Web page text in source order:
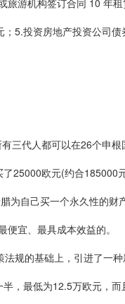
游机构签订合同 10 年
5.投资房地产投资公司
三代人都可以在26个申
25000欧元(约合185000
为自己买一个永久性的财
宜、最具成本效益的。
规的基础上，引进了一
，最低为12.5万欧元，